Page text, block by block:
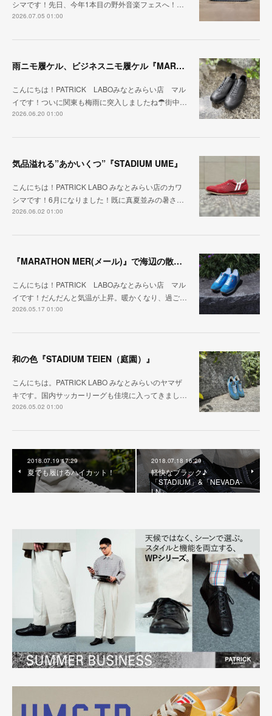
シマです！先日、今年1本目の野外音楽フェスへ！…
2026.07.05 01:00
雨ニモ履ケル、ビジネスニモ履ケル『MARARAIN BLK』
こんにちは！PATRICK LABOみなとみらい店 マル
イです！ついに関東も梅雨に突入しましたね☂街中…
2026.06.20 01:00
気品溢れる”あかいくつ”『STADIUM UME』
こんにちは！PATRICK LABO みなとみらい店のカワ
シマです！6月になりました！既に真夏並みの暑さ…
2026.06.02 01:00
『MARATHON MER(メール)』で海辺の散歩を楽しむ
こんにちは！PATRICK LABOみなとみらい店 マル
イです！だんだんと気温が上昇。暖かくなり、過ご…
2026.05.17 01:00
和の色『STADIUM TEIEN（庭園）』
こんにちは。PATRICK LABO みなとみらいのヤマザ
キです。国内サッカーリーグも佳境に入ってきまし…
2026.05.02 01:00
2018.07.19 17:29
夏でも履けるハイカット！
2018.07.18 16:29
軽快なブラック♪
「STADIUM」&「NEVADA-
LN」